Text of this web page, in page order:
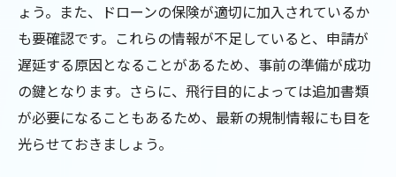
ょう。また、ドローンの保険が適切に加入されているか
も要確認です。これらの情報が不足していると、申請が
遅延する原因となることがあるため、事前の準備が成功
の鍵となります。さらに、飛行目的によっては追加書類
が必要になることもあるため、最新の規制情報にも目を
光らせておきましょう。